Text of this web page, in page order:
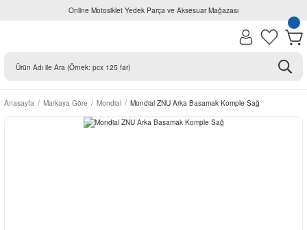
Online Motosiklet Yedek Parça ve Aksesuar Mağazası
Anasayfa Markaya Göre Mondial Mondial ZNU Arka Basamak Komple Sağ